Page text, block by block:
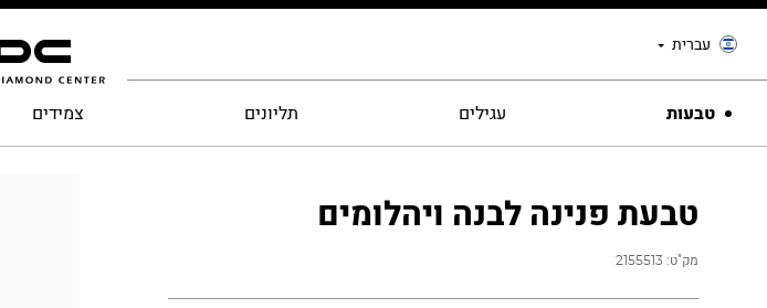
עברית
טבעות עגילים תליונים צמידים
טבעת פנינה לבנה ויהלומים
מק"ט: 2155513